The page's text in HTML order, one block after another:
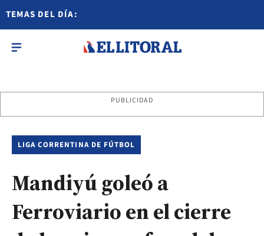
TEMAS DEL DÍA:
PUBLICIDAD
LIGA CORRENTINA DE FÚTBOL
Mandiyú goleó a
Ferroviario en el cierre